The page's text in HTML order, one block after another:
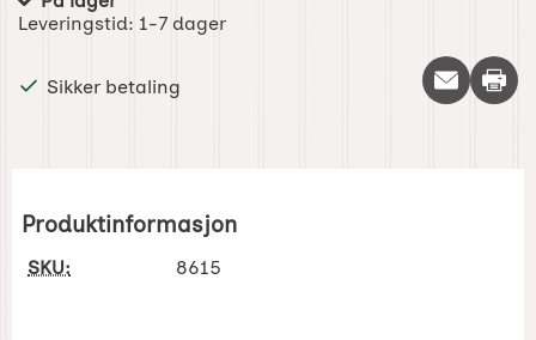
Produkttilgjengelighet:
Leveringstid: 1-7 dager
Sikker betaling Skriv
Produktinformasjon
SKU: 8615